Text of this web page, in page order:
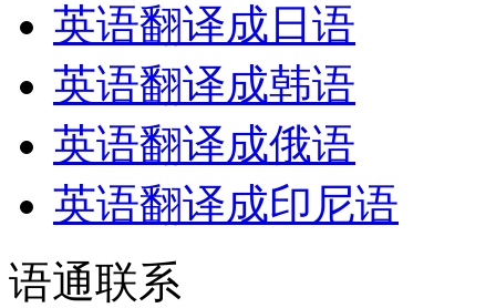
英语翻译成日语
英语翻译成韩语
英语翻译成俄语
英语翻译成印尼语
语通联系